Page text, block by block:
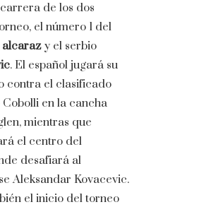
de los dos
el número 1 del
y el serbio
. El español jugará su
contra el clasificado
en la cancha
mientras que
el centro del
desafiará al
Aleksandar Kovacevic.
el inicio del torneo